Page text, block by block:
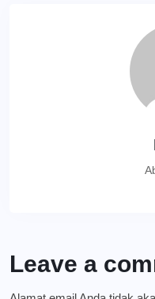
Leave a